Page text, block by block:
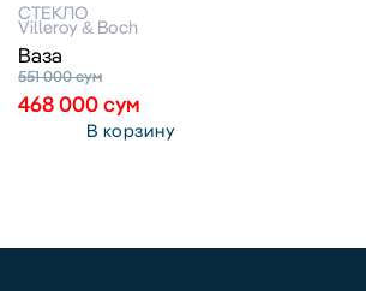
СТЕКЛО
Villeroy & Boch
Ваза
551 000сум
468 000сум
В корзину